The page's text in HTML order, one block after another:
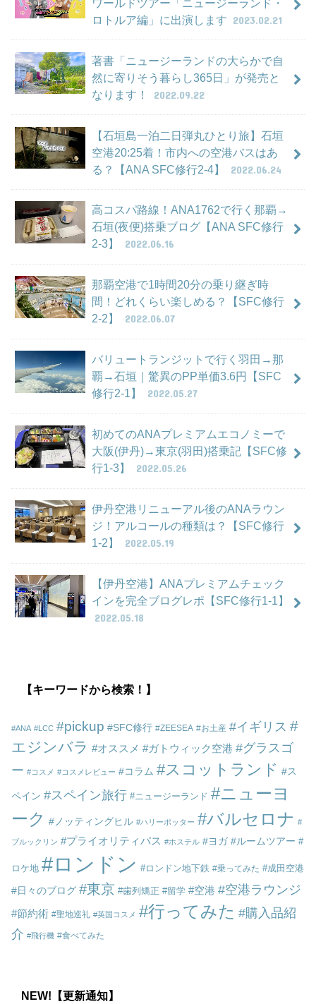
ワールドツアー「ニュージーランド・
ロトルア編」に出演します 2023.02.21
著書「ニュージーランドの大らかで自
然に寄りそう暮らし365日」が発売と
なります！
2022.09.22
【石垣島一泊二日弾丸ひとり旅】石垣
空港20:25着！市内への空港バスはあ
る？【ANA SFC修行2-4】
2022.06.24
高コスパ路線！ANA1762で行く那覇→
石垣(夜便)搭乗ブログ【ANA SFC修行
2-3】
2022.06.16
那覇空港で1時間20分の乗り継ぎ時
間！どれくらい楽しめる？【SFC修行
2-2】
2022.06.07
バリュートランジットで行く羽田→那
覇→石垣｜驚異のPP単価3.6円【SFC
修行2-1】
2022.05.27
初めてのANAプレミアムエコノミーで
大阪(伊丹)→東京(羽田)搭乗記【SFC修
行1-3】
2022.05.26
伊丹空港リニューアル後のANAラウン
ジ！アルコールの種類は？【SFC修行
1-2】
2022.05.19
【伊丹空港】ANAプレミアムチェック
インを完全ブログレポ【SFC修行1-1】
2022.05.18
【キーワードから検索！】
ANA LCC pickup SFC修行 ZEESEA お土産 イギリス
エジンバラ オススメ ガトウィック空港
グラスゴ
ー
コスメ コスメレビュー コラム スコットランド ス
ペイン スペイン旅行 ニュージーランド
ニューヨ
ーク
ノッティングヒル ハリーポッター バルセロナ
ブルックリン プライオリティパス ホステル ヨガ ルームツアー
ロケ地 ロンドン ロンドン地下鉄 乗ってみた 成田空港
日々のブログ 東京 歯列矯正 留学 空港 空港ラウンジ
節約術 聖地巡礼 英国コスメ 行ってみた
購入品紹
介
飛行機 食べてみた
NEW!【更新通知】